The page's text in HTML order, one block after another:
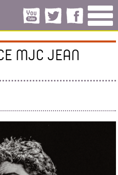
MJC JEAN